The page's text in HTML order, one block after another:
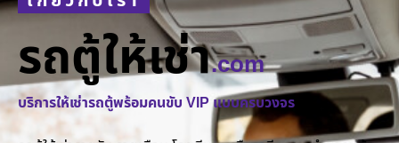
รถตู้ให้เช่า.com
บริการให้เช่ารถตู้พร้อมคนขับ VIP แบบครบวงจร